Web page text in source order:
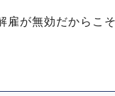
が無効だからこ